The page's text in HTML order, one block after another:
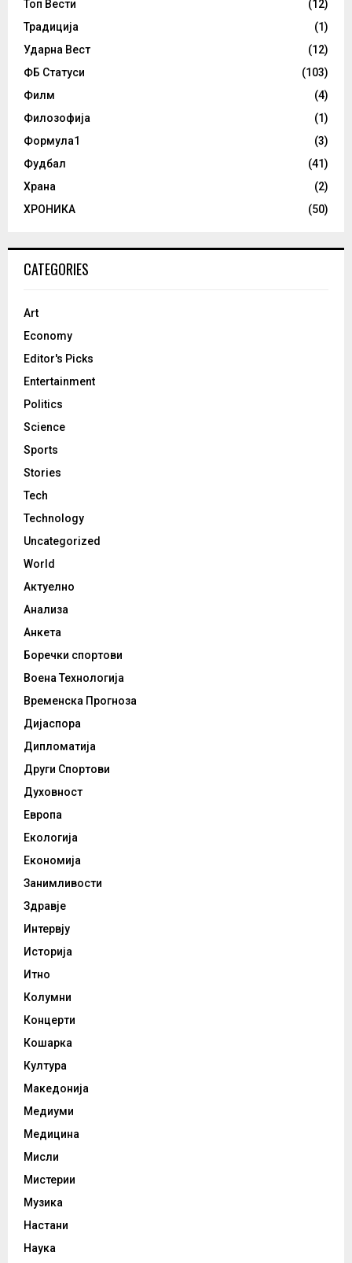
Топ Вести
(12)
Традиција
(1)
Ударна Вест
(12)
ФБ Статуси
(103)
Филм
(4)
Филозофија
(1)
Формула1
(3)
Фудбал
(41)
Храна
(2)
ХРОНИКА
(50)
CATEGORIES
Art
Economy
Editor's Picks
Entertainment
Politics
Science
Sports
Stories
Tech
Technology
Uncategorized
World
Актуелно
Анализа
Анкета
Боречки спортови
Воена Технологија
Временска Прогноза
Дијаспора
Дипломатија
Други Спортови
Духовност
Европа
Екологија
Економија
Занимливости
Здравје
Интервју
Историја
Итно
Колумни
Концерти
Кошарка
Култура
Македонија
Медиуми
Медицина
Мисли
Мистерии
Музика
Настани
Наука